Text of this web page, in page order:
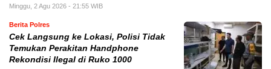
Minggu, 2 Agu 2026 - 21:55 WIB
Berita Polres
Cek Langsung ke Lokasi, Polisi Tidak
Temukan Perakitan Handphone
Rekondisi Ilegal di Ruko 1000